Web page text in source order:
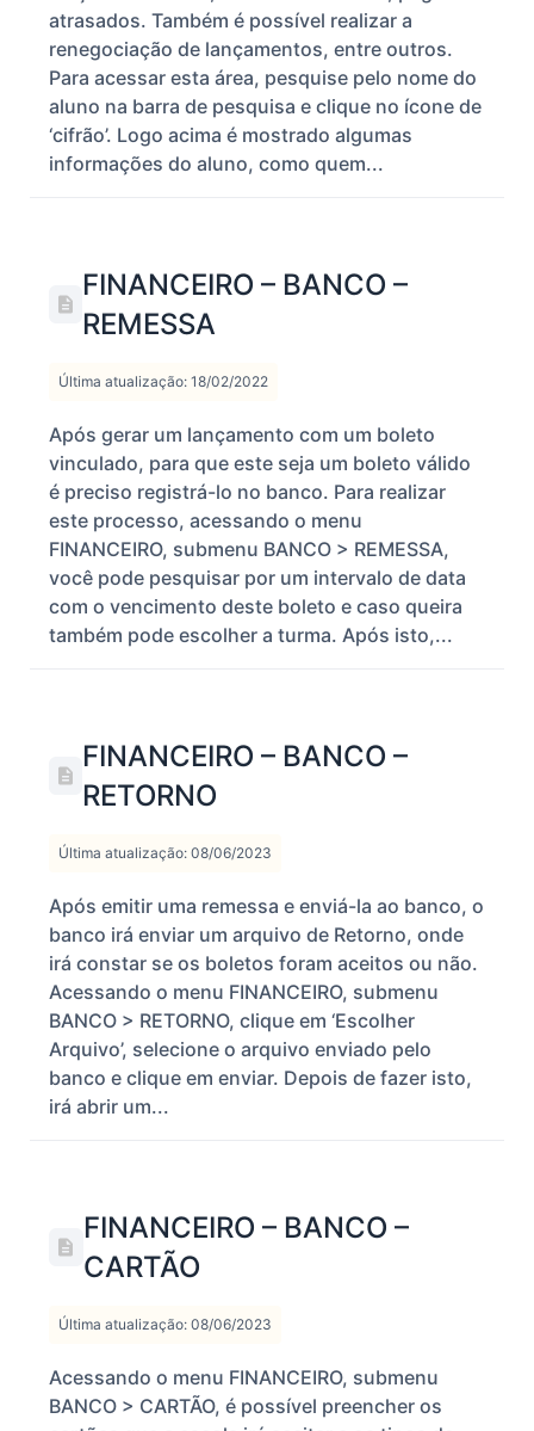
atrasados. Também é possível realizar a
renegociação de lançamentos, entre outros.
Para acessar esta área, pesquise pelo nome do
aluno na barra de pesquisa e clique no ícone de
‘cifrão’. Logo acima é mostrado algumas
informações do aluno, como quem...
FINANCEIRO – BANCO –
REMESSA
Última atualização: 18/02/2022
Após gerar um lançamento com um boleto
vinculado, para que este seja um boleto válido
é preciso registrá-lo no banco. Para realizar
este processo, acessando o menu
FINANCEIRO, submenu BANCO > REMESSA,
você pode pesquisar por um intervalo de data
com o vencimento deste boleto e caso queira
também pode escolher a turma. Após isto,...
FINANCEIRO – BANCO –
RETORNO
Última atualização: 08/06/2023
Após emitir uma remessa e enviá-la ao banco, o
banco irá enviar um arquivo de Retorno, onde
irá constar se os boletos foram aceitos ou não.
Acessando o menu FINANCEIRO, submenu
BANCO > RETORNO, clique em ‘Escolher
Arquivo’, selecione o arquivo enviado pelo
banco e clique em enviar. Depois de fazer isto,
irá abrir um...
FINANCEIRO – BANCO –
CARTÃO
Última atualização: 08/06/2023
Acessando o menu FINANCEIRO, submenu
BANCO > CARTÃO, é possível preencher os